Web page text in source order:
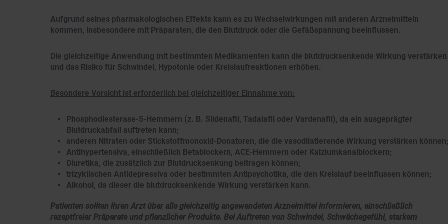
Aufgrund seines pharmakologischen Effekts kann es zu Wechselwirkungen mit anderen Arzneimitteln
kommen, insbesondere mit Präparaten, die den Blutdruck oder die Gefäßspannung beeinflussen.
Die gleichzeitige Anwendung mit bestimmten Medikamenten kann die blutdrucksenkende Wirkung verstärken
und das Risiko für Schwindel, Hypotonie oder Kreislaufreaktionen erhöhen.
Besondere Vorsicht ist erforderlich bei gleichzeitiger Einnahme von:
Phosphodiesterase-5-Hemmern (z. B. Sildenafil, Tadalafil oder Vardenafil), da ein ausgeprägter
Blutdruckabfall auftreten kann;
anderen Nitraten oder Stickstoffmonoxid-Donatoren, die die vasodilatierende Wirkung verstärken können;
Antihypertensiva, einschließlich Betablockern, ACE-Hemmern oder Kalziumkanalblockern;
Diuretika, die zusätzlich zur Blutdrucksenkung beitragen können;
trizyklischen Antidepressiva oder bestimmten Antipsychotika, die den Kreislauf beeinflussen können;
Alkohol, da dieser die blutdrucksenkende Wirkung verstärken kann.
Patienten sollten ihren Arzt über alle gleichzeitig angewendeten Arzneimittel informieren, einschließlich
rezeptfreier Präparate und pflanzlicher Produkte. Bei Auftreten von Schwindel, Schwächegefühl, starkem